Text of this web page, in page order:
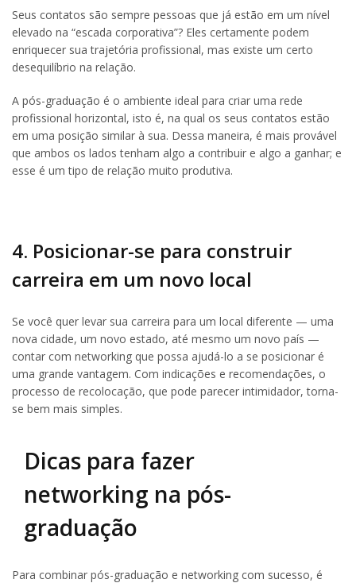
Seus contatos são sempre pessoas que já estão em um nível
elevado na “escada corporativa”? Eles certamente podem
enriquecer sua trajetória profissional, mas existe um certo
desequilíbrio na relação.
A pós-graduação é o ambiente ideal para criar uma rede
profissional horizontal, isto é, na qual os seus contatos estão
em uma posição similar à sua. Dessa maneira, é mais provável
que ambos os lados tenham algo a contribuir e algo a ganhar; e
esse é um tipo de relação muito produtiva.
4. Posicionar-se para construir
carreira em um novo local
Se você quer levar sua carreira para um local diferente — uma
nova cidade, um novo estado, até mesmo um novo país —
contar com networking que possa ajudá-lo a se posicionar é
uma grande vantagem. Com indicações e recomendações, o
processo de recolocação, que pode parecer intimidador, torna-
se bem mais simples.
Dicas para fazer
networking na pós-
graduação
Para combinar pós-graduação e networking com sucesso, é